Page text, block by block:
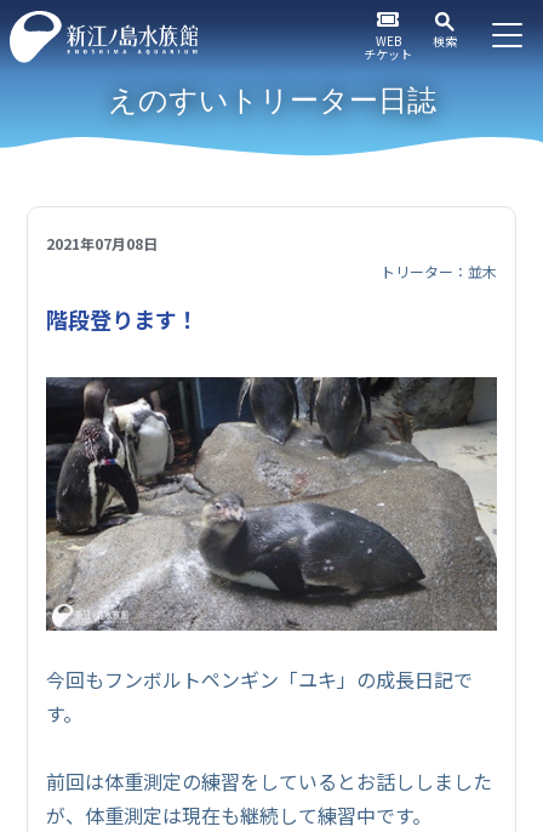
WEB
チケット
検索
えのすいトリーター日誌
2021年07月08日
トリーター：並木
階段登ります！
今回もフンボルトペンギン「ユキ」の成長日記で
す。
前回は体重測定の練習をしているとお話ししました
が、体重測定は現在も継続して練習中です。